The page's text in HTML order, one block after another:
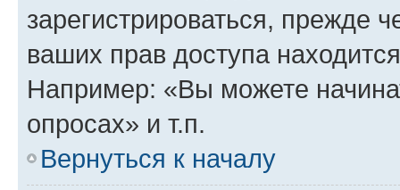
зарегистрироваться, прежде
ваших прав доступа
Например: «Вы можете
опросах» и т.п.
Вернуться к началу